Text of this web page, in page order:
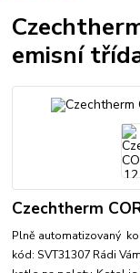
emisní
Czechtherm
Plně automatizovaný
kód: SVT31307 Rádi